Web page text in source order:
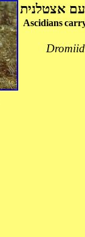
אצטלנית
Ascidians